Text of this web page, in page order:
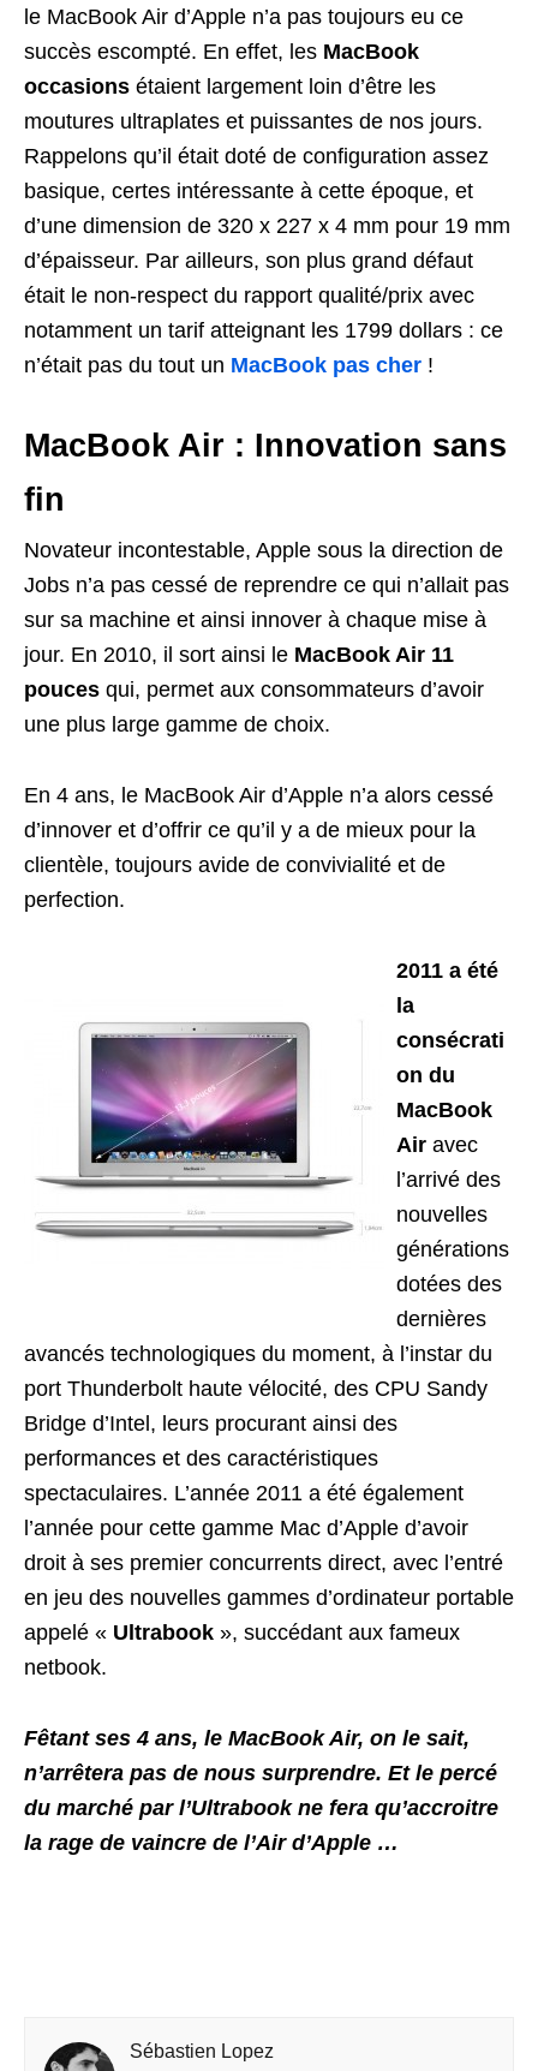
le MacBook Air d’Apple n’a pas toujours eu ce
succès escompté. En effet, les MacBook
occasions étaient largement loin d’être les
moutures ultraplates et puissantes de nos jours.
Rappelons qu’il était doté de configuration assez
basique, certes intéressante à cette époque, et
d’une dimension de 320 x 227 x 4 mm pour 19 mm
d’épaisseur. Par ailleurs, son plus grand défaut
était le non-respect du rapport qualité/prix avec
notamment un tarif atteignant les 1799 dollars : ce
n’était pas du tout un MacBook pas cher !
MacBook Air : Innovation sans
fin
Novateur incontestable, Apple sous la direction de
Jobs n’a pas cessé de reprendre ce qui n’allait pas
sur sa machine et ainsi innover à chaque mise à
jour. En 2010, il sort ainsi le MacBook Air 11
pouces qui, permet aux consommateurs d’avoir
une plus large gamme de choix.
En 4 ans, le MacBook Air d’Apple n’a alors cessé
d’innover et d’offrir ce qu’il y a de mieux pour la
clientèle, toujours avide de convivialité et de
perfection.
2011 a été
la
consécrati
on du
MacBook
Air avec
l’arrivé des
nouvelles
générations
dotées des
dernières
avancés technologiques du moment, à l’instar du
port Thunderbolt haute vélocité, des CPU Sandy
Bridge d’Intel, leurs procurant ainsi des
performances et des caractéristiques
spectaculaires. L’année 2011 a été également
l’année pour cette gamme Mac d’Apple d’avoir
droit à ses premier concurrents direct, avec l’entré
en jeu des nouvelles gammes d’ordinateur portable
appelé « Ultrabook », succédant aux fameux
netbook.
Fêtant ses 4 ans, le MacBook Air, on le sait,
n’arrêtera pas de nous surprendre. Et le percé
du marché par l’Ultrabook ne fera qu’accroitre
la rage de vaincre de l’Air d’Apple …
Sébastien Lopez